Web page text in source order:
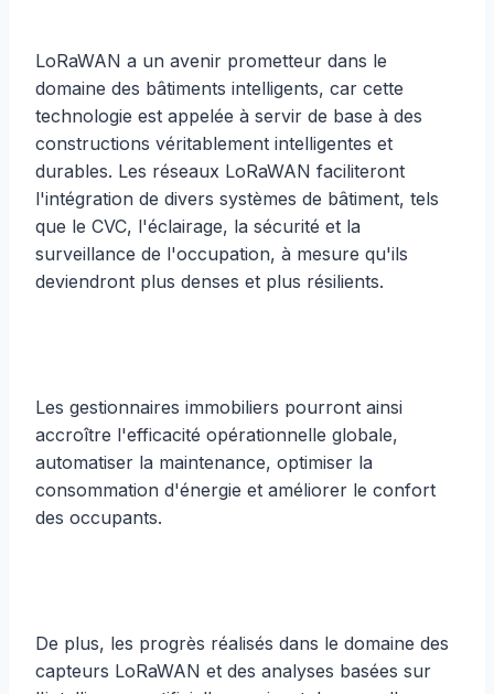
LoRaWAN a un avenir prometteur dans le
domaine des bâtiments intelligents, car cette
technologie est appelée à servir de base à des
constructions véritablement intelligentes et
durables. Les réseaux LoRaWAN faciliteront
l'intégration de divers systèmes de bâtiment, tels
que le CVC, l'éclairage, la sécurité et la
surveillance de l'occupation, à mesure qu'ils
deviendront plus denses et plus résilients.
Les gestionnaires immobiliers pourront ainsi
accroître l'efficacité opérationnelle globale,
automatiser la maintenance, optimiser la
consommation d'énergie et améliorer le confort
des occupants.
De plus, les progrès réalisés dans le domaine des
capteurs LoRaWAN et des analyses basées sur